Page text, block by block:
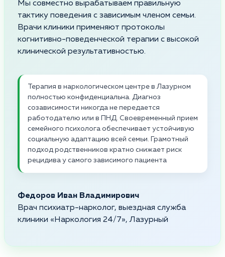
Мы совместно вырабатываем правильную
тактику поведения с зависимым членом семьи.
Врачи клиники применяют протоколы
когнитивно-поведенческой терапии с высокой
клинической результативностью.
Терапия в наркологическом центре в Лазурном
полностью конфиденциальна. Диагноз
созависимости никогда не передается
работодателю или в ПНД. Своевременный прием
семейного психолога обеспечивает устойчивую
социальную адаптацию всей семьи. Грамотный
подход родственников кратно снижает риск
рецидива у самого зависимого пациента
Федоров Иван Владимирович
Врач психиатр-нарколог, выездная служба
клиники «Наркология 24/7», Лазурный